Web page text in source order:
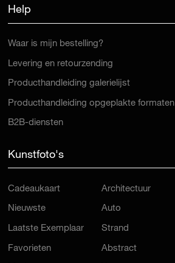
Help
Waar is mijn bestelling?
Levering en retourzending
Producthandleiding galerielijst
Producthandleiding opgeplakte formaten
B2B-diensten
Kunstfoto's
Cadeaukaart
Nieuwste
Laatste Exemplaar
Favorieten
Architectuur
Auto
Strand
Abstract